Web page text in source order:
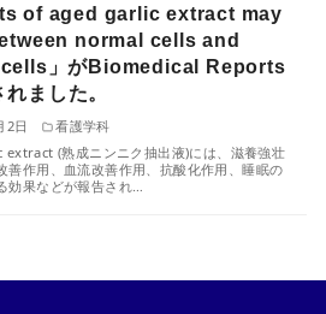
of aged garlic extract may
normal cells and
」がBiomedical Reports
ました。
2日
看護学科
(熟成ニンニク抽出液)には、滋養強壮
善作用、血流改善作用、抗酸化作用、睡眠の
効果などが報告され…